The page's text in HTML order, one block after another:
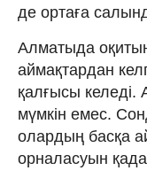
де ортаға
Алматыда
аймақтардан
қалғысы келеді.
мүмкін емес.
олардың басқа
орналасуын